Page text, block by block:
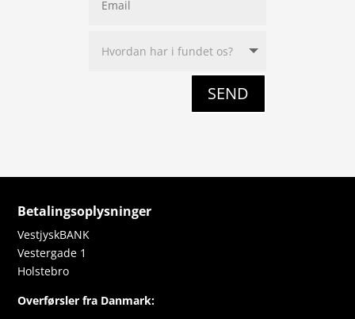
SEND
Betalingsoplysninger
VestjyskBANK
Vestergade 1
Holstebro
Overførsler fra Danmark: